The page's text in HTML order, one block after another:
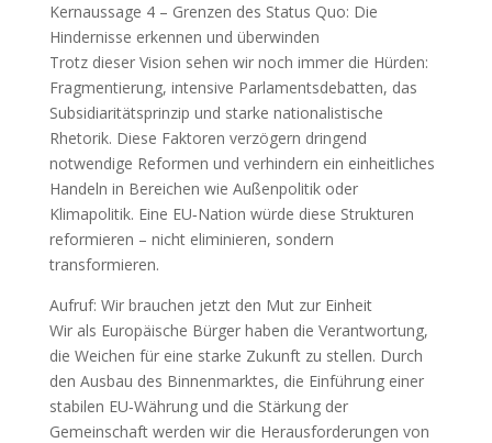
Kernaussage 4 – Grenzen des Status Quo: Die
Hindernisse erkennen und überwinden
Trotz dieser Vision sehen wir noch immer die Hürden:
Fragmentierung, intensive Parlamentsdebatten, das
Subsidiaritätsprinzip und starke nationalistische
Rhetorik. Diese Faktoren verzögern dringend
notwendige Reformen und verhindern ein einheitliches
Handeln in Bereichen wie Außenpolitik oder
Klimapolitik. Eine EU‑Nation würde diese Strukturen
reformieren – nicht eliminieren, sondern
transformieren.
Aufruf: Wir brauchen jetzt den Mut zur Einheit
Wir als Europäische Bürger haben die Verantwortung,
die Weichen für eine starke Zukunft zu stellen. Durch
den Ausbau des Binnenmarktes, die Einführung einer
stabilen EU‑Währung und die Stärkung der
Gemeinschaft werden wir die Herausforderungen von